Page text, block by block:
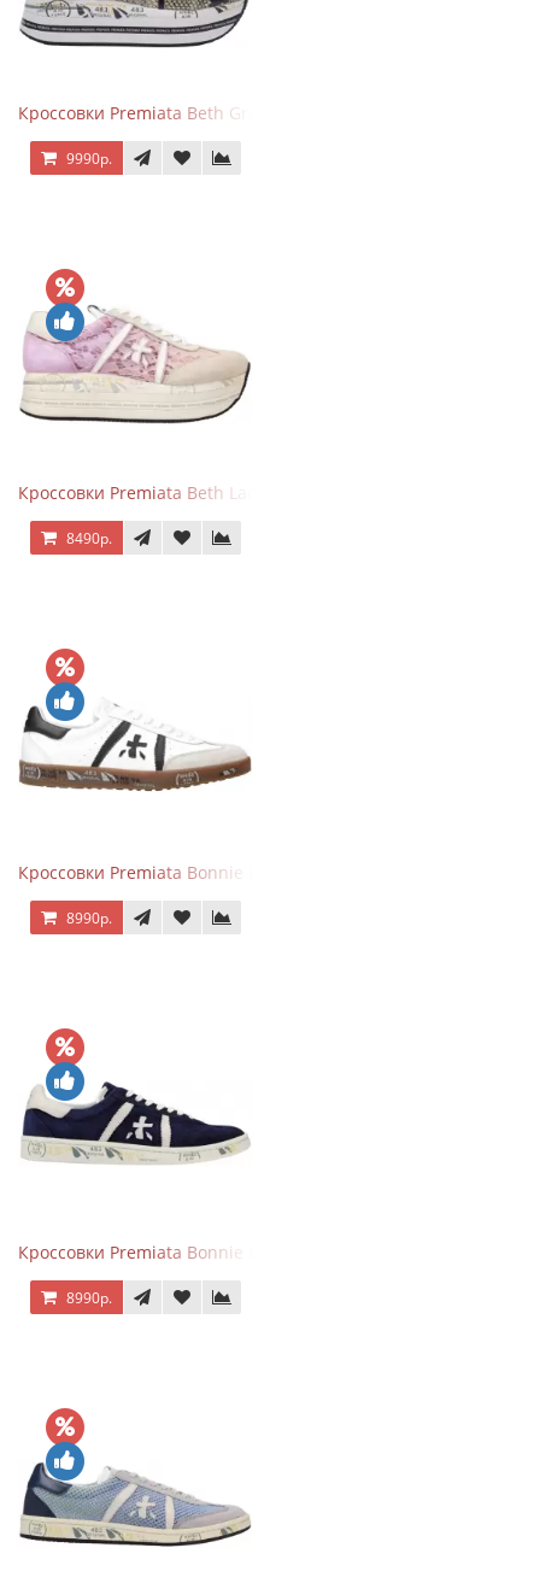
Кроссовки Premiata Beth Grey Python
9990р.
Кроссовки Premiata Beth Lace Light Pink Sand
8490р.
Кроссовки Premiata Bonnie Black White
8990р.
Кроссовки Premiata Bonnie Blue
8990р.